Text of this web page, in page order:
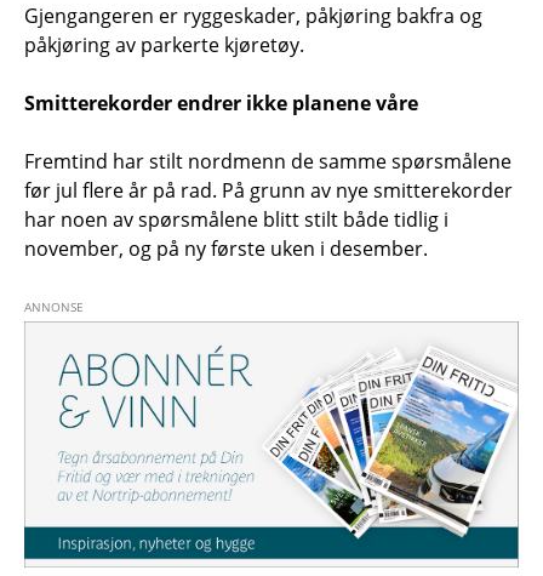
Gjengangeren er ryggeskader, påkjøring bakfra og
påkjøring av parkerte kjøretøy.
Smitterekorder endrer ikke planene våre
Fremtind har stilt nordmenn de samme spørsmålene
før jul flere år på rad. På grunn av nye smitterekorder
har noen av spørsmålene blitt stilt både tidlig i
november, og på ny første uken i desember.